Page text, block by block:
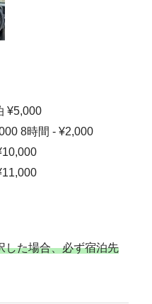
¥5,000
8時間 - ¥2,000
た場合、必ず宿泊先